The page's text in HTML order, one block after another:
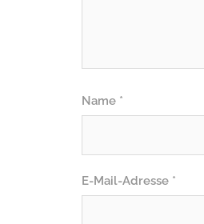
Name *
E-Mail-Adresse *